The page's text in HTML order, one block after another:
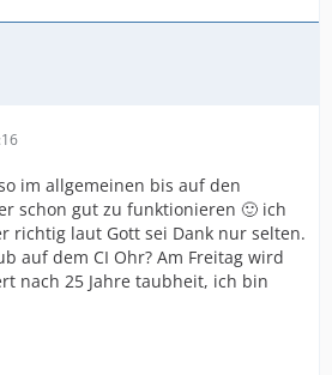
im allgemeinen bis auf den
schon gut zu funktionieren 🙂 ich
richtig laut Gott sei Dank nur selten.
auf dem CI Ohr? Am Freitag wird
nach 25 Jahre taubheit, ich bin